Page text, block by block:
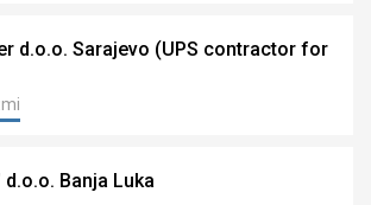
d.o.o. Sarajevo (UPS contractor for
d.o.o. Banja Luka